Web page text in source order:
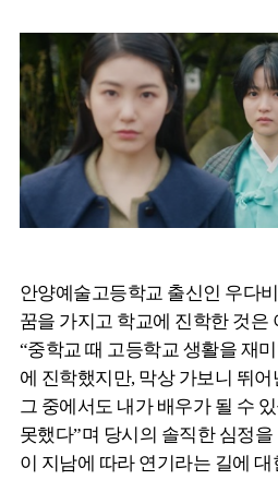
안양예술고등학교 출신인 우다
꿈을 가지고 학교에 진학한 것은
“중학교 때 고등학교 생활을 재
에 진학했지만, 막상 가보니 뛰
그 중에서도 내가 배우가 될 수
못했다”며 당시의 솔직한 심정
이 지남에 따라 연기라는 길에